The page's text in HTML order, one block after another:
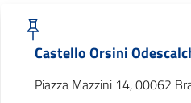
Castello Orsini
Piazza Mazzini 14, 00062